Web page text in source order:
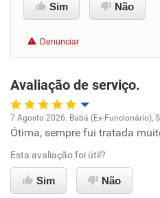
Benefícios
Sim Não
Denunciar
Avaliação de serviço.
Oportunidade de promoção
Ambiente de trabalho
7 Agosto 2026. Babá (Ex-Funcionário),
Ótima, sempre fui tratada
Esta avaliação foi útil?
Sim Não